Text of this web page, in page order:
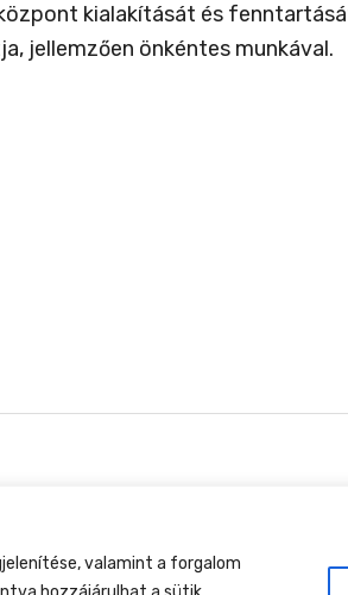
valamint a forgalom
kialakítását és
jellemzően önkéntes munkával.
2026. augusztus 27-30.,